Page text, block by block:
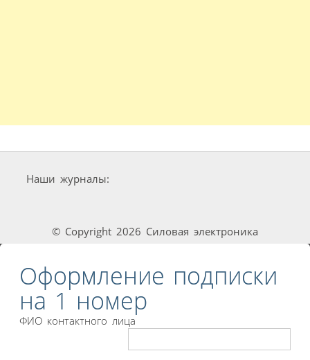
Наши журналы:
© Copyright 2026 Силовая электроника
Оформление подписки
на 1 номер
ФИО контактного лица